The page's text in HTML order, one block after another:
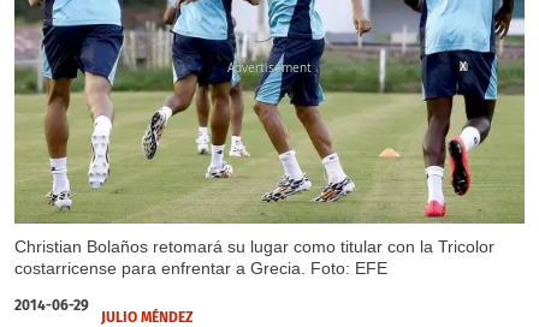
Christian Bolaños retomará su lugar como titular con la Tricolor
costarricense para enfrentar a Grecia. Foto: EFE
X
2014-06-29
JULIO MÉNDEZ